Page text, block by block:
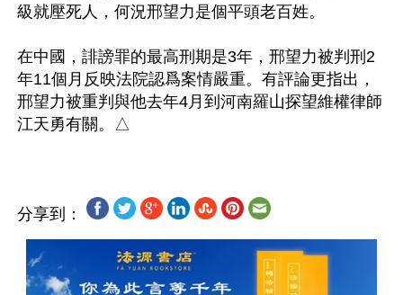
級就壓死人，何況邢望力是個平頭老百姓。
在中國，誹謗罪的最高刑期是3年，邢望力被判刑2
年11個月反映法院認爲案情嚴重。有評論更指出，
邢望力被重判與他去年4月到河南羅山探望維權律師
分享到：